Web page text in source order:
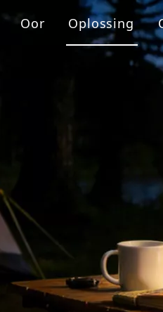
Oor Oplossing